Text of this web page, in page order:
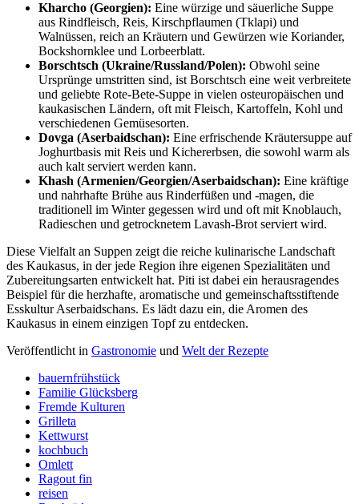
Kharcho (Georgien): Eine würzige und säuerliche Suppe
aus Rindfleisch, Reis, Kirschpflaumen (Tklapi) und
Walnüssen, reich an Kräutern und Gewürzen wie Koriander,
Bockshornklee und Lorbeerblatt.
Borschtsch (Ukraine/Russland/Polen): Obwohl seine
Ursprünge umstritten sind, ist Borschtsch eine weit verbreitete
und geliebte Rote-Bete-Suppe in vielen osteuropäischen und
kaukasischen Ländern, oft mit Fleisch, Kartoffeln, Kohl und
verschiedenen Gemüsesorten.
Dovga (Aserbaidschan): Eine erfrischende Kräutersuppe auf
Joghurtbasis mit Reis und Kichererbsen, die sowohl warm als
auch kalt serviert werden kann.
Khash (Armenien/Georgien/Aserbaidschan): Eine kräftige
und nahrhafte Brühe aus Rinderfüßen und -magen, die
traditionell im Winter gegessen wird und oft mit Knoblauch,
Radieschen und getrocknetem Lavash-Brot serviert wird.
Diese Vielfalt an Suppen zeigt die reiche kulinarische Landschaft
des Kaukasus, in der jede Region ihre eigenen Spezialitäten und
Zubereitungsarten entwickelt hat. Piti ist dabei ein herausragendes
Beispiel für die herzhafte, aromatische und gemeinschaftsstiftende
Esskultur Aserbaidschans. Es lädt dazu ein, die Aromen des
Kaukasus in einem einzigen Topf zu entdecken.
Veröffentlicht in Gastronomie und Welt der Rezepte
bauernfrühstück
Familie Glücksberg
Fremde Kulturen
Grilleta
Kettwurst
kochbuch
Omlett
Ragout fin
reisen